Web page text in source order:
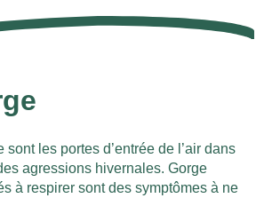
sont les portes d’entrée de l’air dans
agressions hivernales. Gorge
à respirer sont des symptômes à ne